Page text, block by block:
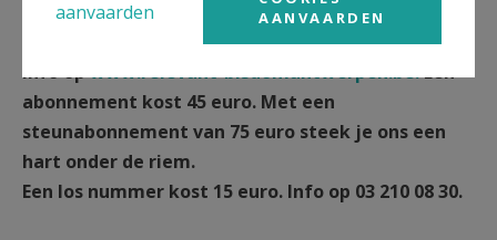
Abonneren kan
abonnementen.relevant@otheo.be.
Info opwww.relevant-bisdomantwerpen.be.Een
abonnement kost 45 euro. Met een
steunabonnement van 75 euro steek je ons een
hart onder de riem.
Een los nummer kost 15 euro. Info op 03 210 08 30.
aanvaarden
AANVAARDEN